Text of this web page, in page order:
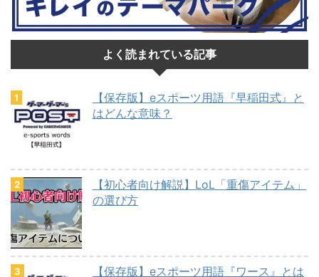
よく読まれている記事
【保存版】eスポーツ用語『早稲田式』と
はどんな意味？
【初心者向け解説】LoL「重傷アイテム」
の選び方
【保存版】eスポーツ用語『ワース』とは